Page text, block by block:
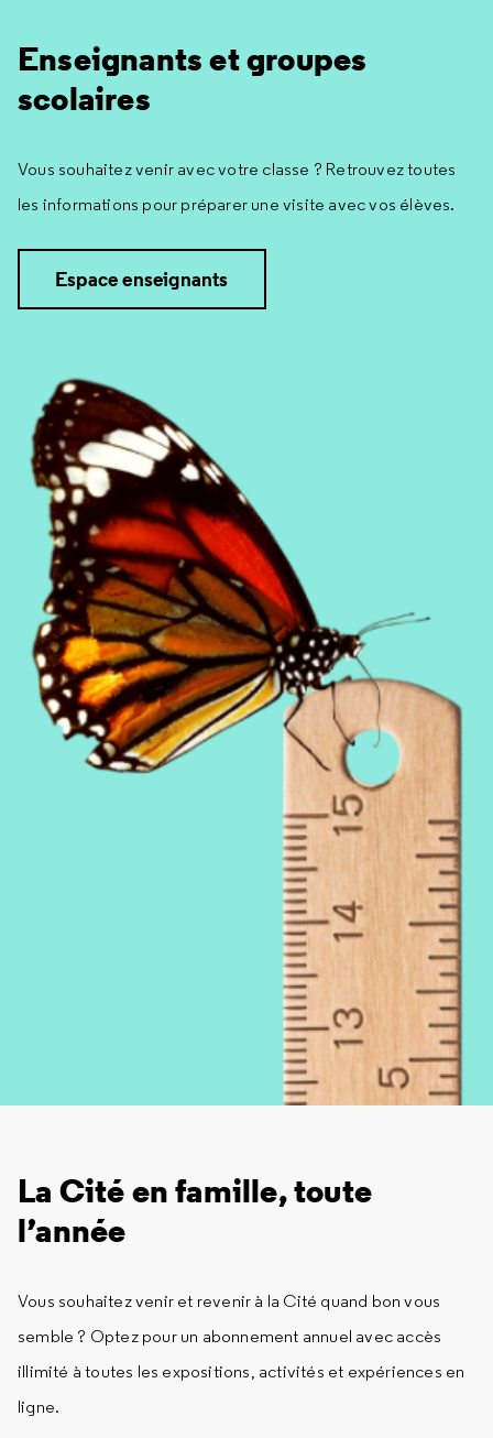
Enseignants et groupes
scolaires
Vous souhaitez venir avec votre classe ? Retrouvez toutes
les informations pour préparer une visite avec vos élèves.
Espace enseignants
La Cité en famille, toute
l’année
Vous souhaitez venir et revenir à la Cité quand bon vous
semble ? Optez pour un abonnement annuel avec accès
illimité à toutes les expositions, activités et expériences en
ligne.